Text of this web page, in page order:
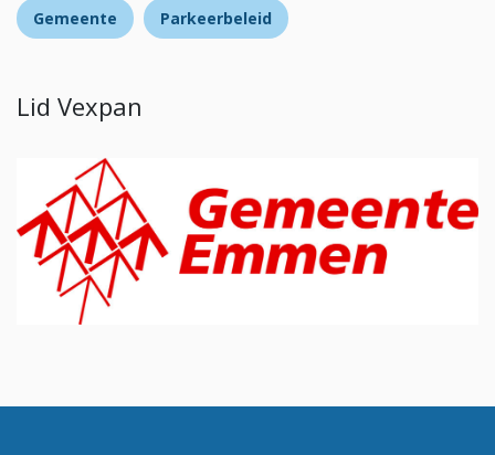
Gemeente Parkeerbeleid
Lid Vexpan